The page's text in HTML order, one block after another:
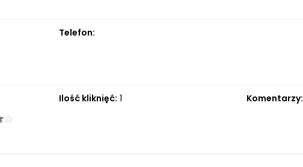
Telefon:
Ilość kliknięć: 1 Komentarzy: